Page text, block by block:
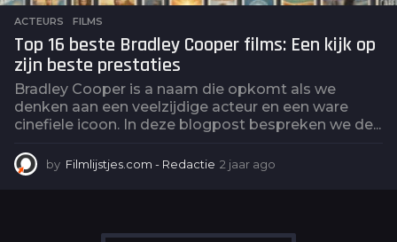
ACTEURS ,FILMS
Top 16 beste Bradley Cooper films: Een kijk op
zijn beste prestaties
Bradley Cooper is a naam die opkomt als we
denken aan een veelzijdige acteur en een ware
cinefiele icoon. In deze blogpost bespreken we de...
by Filmlijstjes.com - Redactie 2 jaar ago
r